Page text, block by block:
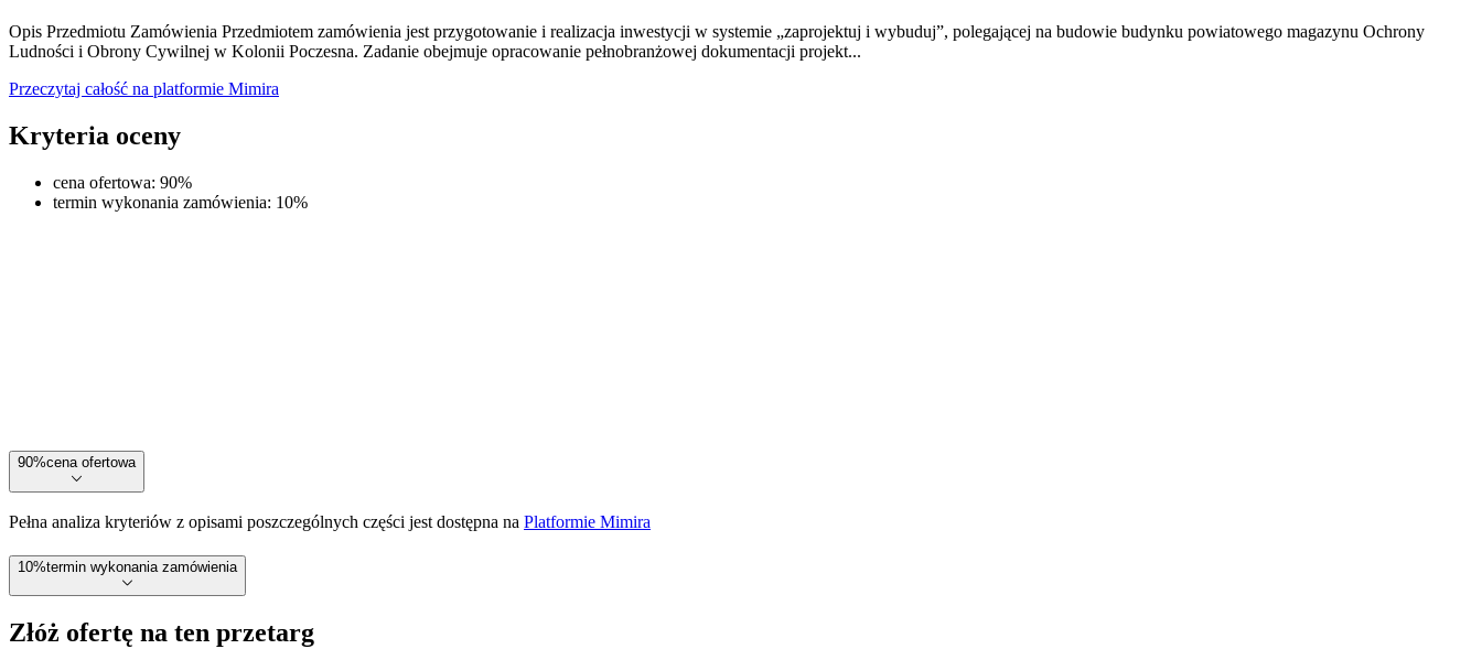
Opis Przedmiotu Zamówienia Przedmiotem zamówienia jest przygotowanie i realizacja inwestycji w systemie „zaprojektuj i wybuduj”, polegającej na budowie budynku powiatowego magazynu Ochrony
Ludności i Obrony Cywilnej w Kolonii Poczesna. Zadanie obejmuje opracowanie pełnobranżowej dokumentacji projekt...
Przeczytaj całość na platformie Mimira
Kryteria oceny
cena ofertowa: 90%
termin wykonania zamówienia: 10%
90%cena ofertowa
Pełna analiza kryteriów z opisami poszczególnych części jest dostępna na Platformie Mimira
10%termin wykonania zamówienia
Złóż ofertę na ten przetarg